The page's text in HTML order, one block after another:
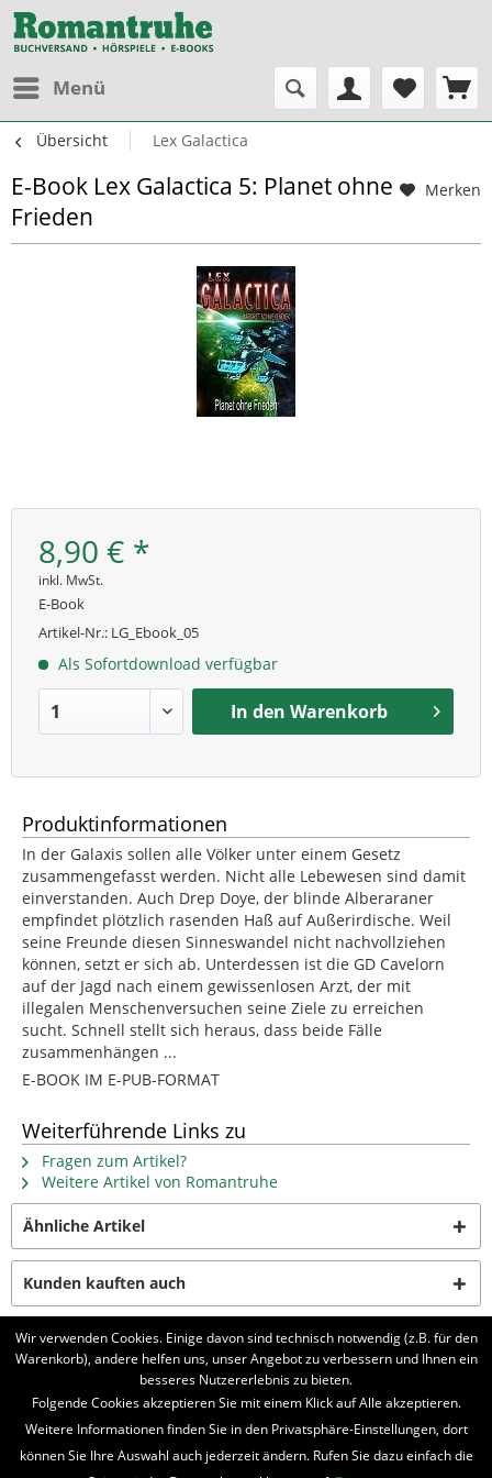
Menü
Übersicht Lex Galactica
Merken
E-Book Lex Galactica 5: Planet ohne
Frieden
8,90 € *
inkl. MwSt.
E-Book
Artikel-Nr.: LG_Ebook_05
Als Sofortdownload verfügbar
In den Warenkorb
Produktinformationen
In der Galaxis sollen alle Völker unter einem Gesetz
zusammengefasst werden. Nicht alle Lebewesen sind damit
einverstanden. Auch Drep Doye, der blinde Alberaraner
empfindet plötzlich rasenden Haß auf Außerirdische. Weil
seine Freunde diesen Sinneswandel nicht nachvollziehen
können, setzt er sich ab. Unterdessen ist die GD Cavelorn
auf der Jagd nach einem gewissenlosen Arzt, der mit
illegalen Menschenversuchen seine Ziele zu erreichen
sucht. Schnell stellt sich heraus, dass beide Fälle
zusammenhängen ...
E-BOOK IM E-PUB-FORMAT
Weiterführende Links zu
Fragen zum Artikel?
Weitere Artikel von Romantruhe
Ähnliche Artikel
Kunden kauften auch
Kunden haben sich ebenfalls angesehen
BELIEBTE SERIEN
UNSER SHOP
Wir verwenden Cookies. Einige davon sind technisch notwendig (z.B. für den
Warenkorb), andere helfen uns, unser Angebot zu verbessern und Ihnen ein
besseres Nutzererlebnis zu bieten.
Folgende Cookies akzeptieren Sie mit einem Klick auf Alle akzeptieren.
Weitere Informationen finden Sie in den Privatsphäre-Einstellungen, dort
können Sie Ihre Auswahl auch jederzeit ändern. Rufen Sie dazu einfach die